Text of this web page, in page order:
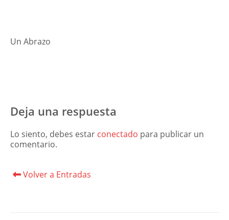
Un Abrazo
Deja una respuesta
Lo siento, debes estar conectado para publicar un
comentario.
Volver a Entradas